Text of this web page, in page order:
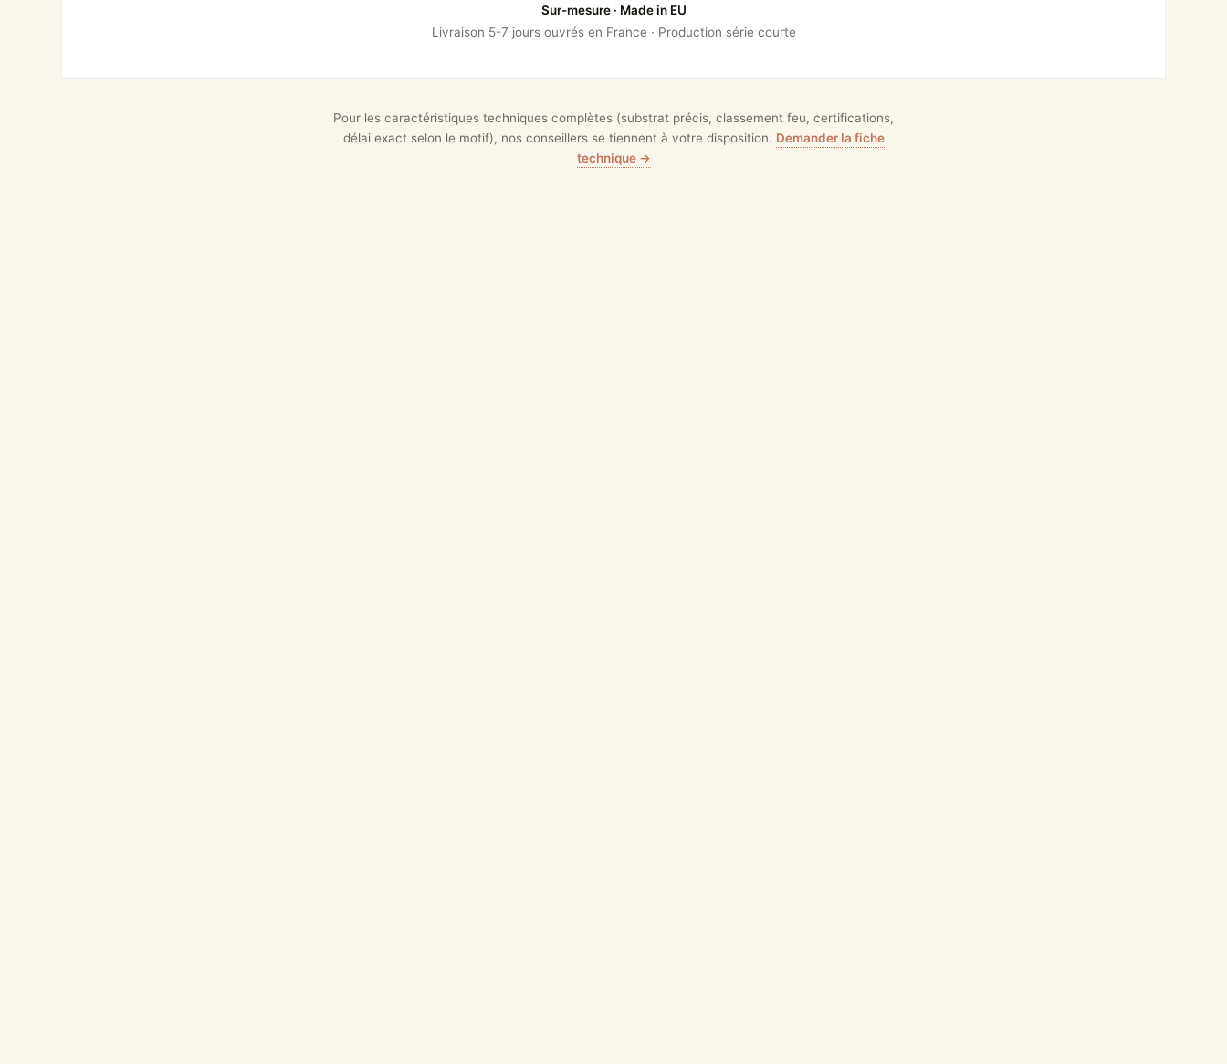
Sur-mesure · Made in EU
Livraison 5-7 jours ouvrés en France · Production série courte
Pour les caractéristiques techniques complètes (substrat précis, classement feu, certifications,
délai exact selon le motif), nos conseillers se tiennent à votre disposition. Demander la fiche
technique →